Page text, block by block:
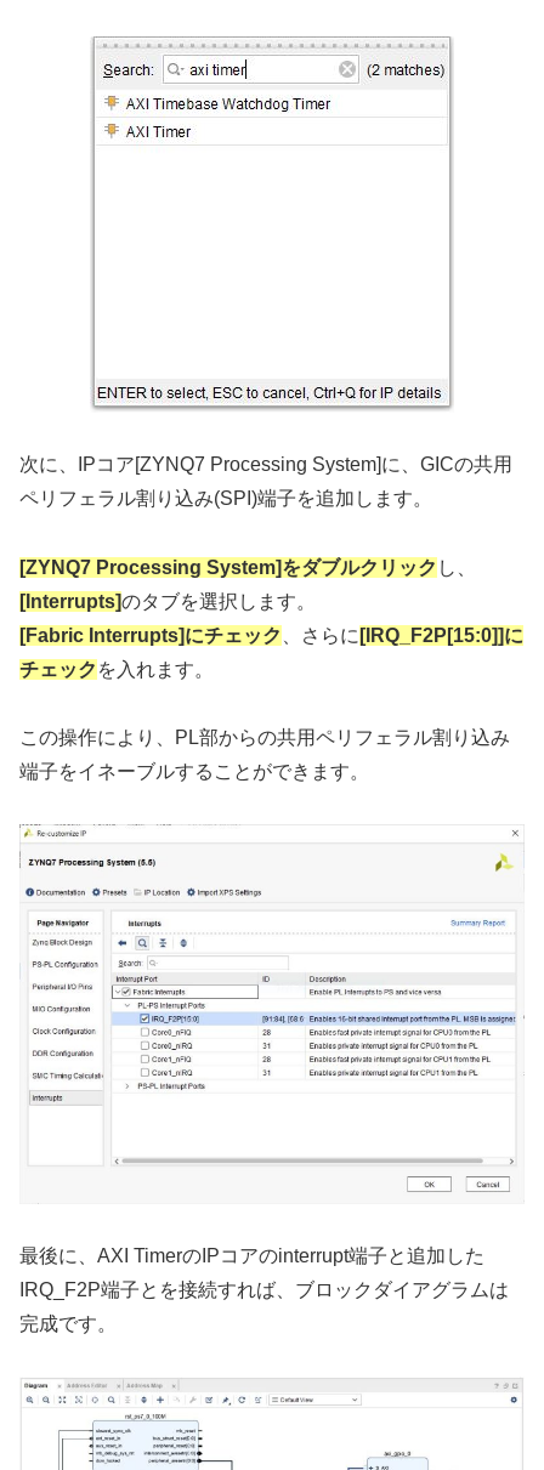
次に、IPコア[ZYNQ7 Processing System]に、GICの共用
ペリフェラル割り込み(SPI)端子を追加します。
[ZYNQ7 Processing System]をダブルクリック し、
[Interrupts]のタブを選択します。
[Fabric Interrupts]にチェック
、さらに [IRQ_F2P[15:0]]に
チェック を入れます。
この操作により、PL部からの共用ペリフェラル割り込み
端子をイネーブルすることができます。
最後に、AXI TimerのIPコアのinterrupt端子と追加した
IRQ_F2P端子とを接続すれば、ブロックダイアグラムは
完成です。